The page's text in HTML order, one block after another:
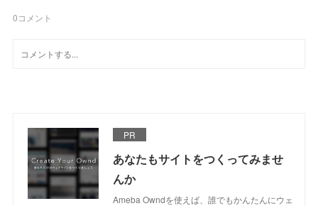
0コメント
PR
あなたもサイトをつくってみませ
んか
Ameba Owndを使えば、誰でもかんたんにウェ